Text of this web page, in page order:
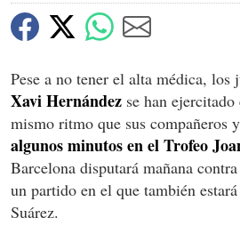
Pese a no tener el alta médica, los
Xavi Hernández se han
mismo ritmo que sus compañeros y
algunos minutos en el Trofeo
Barcelona disputará mañana
un partido en el que también
Suárez.